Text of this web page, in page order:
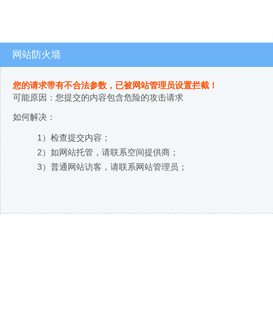
网站防火墙
您的请求带有不合法参数，已被网站管理员设置拦截！
可能原因：您提交的内容包含危险的攻击请求
如何解决：
1）检查提交内容；
2）如网站托管，请联系空间提供商；
3）普通网站访客，请联系网站管理员；